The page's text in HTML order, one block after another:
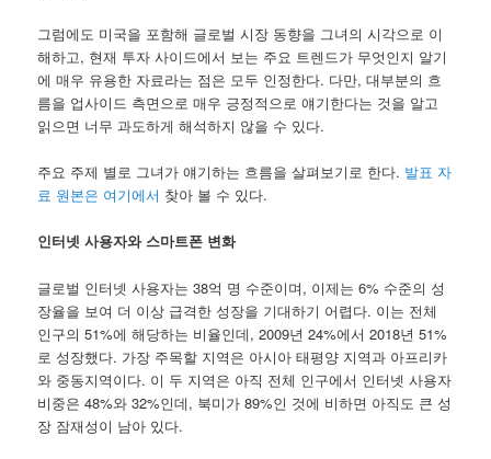
그럼에도 미국을 포함해 글로벌 시장 동향을 그녀의 시각으로 이
해하고, 현재 투자 사이드에서 보는 주요 트렌드가 무엇인지 알기
에 매우 유용한 자료라는 점은 모두 인정한다. 다만, 대부분의 흐
름을 업사이드 측면으로 매우 긍정적으로 얘기한다는 것을 알고
읽으면 너무 과도하게 해석하지 않을 수 있다.
주요 주제 별로 그녀가 얘기하는 흐름을 살펴보기로 한다. 발표 자
료 원본은 여기에서 찾아 볼 수 있다.
인터넷 사용자와 스마트폰 변화
글로벌 인터넷 사용자는 38억 명 수준이며, 이제는 6% 수준의 성
장율을 보여 더 이상 급격한 성장을 기대하기 어렵다. 이는 전체
인구의 51%에 해당하는 비율인데, 2009년 24%에서 2018년 51%
로 성장했다. 가장 주목할 지역은 아시아 태평양 지역과 아프리카
와 중동지역이다. 이 두 지역은 아직 전체 인구에서 인터넷 사용자
비중은 48%와 32%인데, 북미가 89%인 것에 비하면 아직도 큰 성
장 잠재성이 남아 있다.